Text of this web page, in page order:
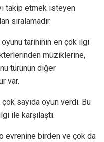
takip etmek isteyen
sıralamadır.
tarihinin en çok ilgi
müziklerine,
türünün diğer
var.
sayıda oyun verdi. Bu
ile karşılaştı.
evrenine birden ve çok da